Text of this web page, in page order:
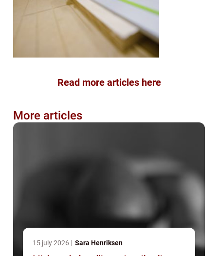
Read more articles here
More articles
15 july 2026 Sara Henriksen